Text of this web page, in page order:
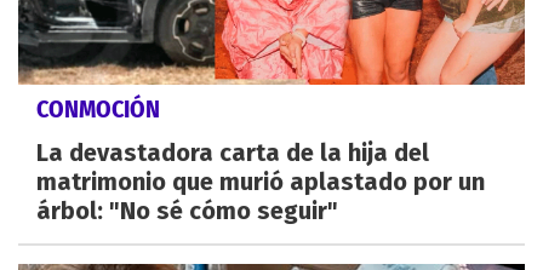
CONMOCIÓN
La devastadora carta de la hija del
matrimonio que murió aplastado por un
árbol: "No sé cómo seguir"